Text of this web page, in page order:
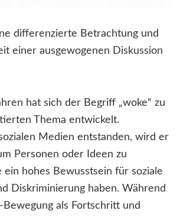
differenzierte Betrachtung und
einer ausgewogenen Diskussion
hat sich der Begriff „woke“ zu
Thema entwickelt.
Medien entstanden, wird er
Personen oder Ideen zu
ein hohes Bewusstsein für soziale
Diskriminierung haben. Während
als Fortschritt und